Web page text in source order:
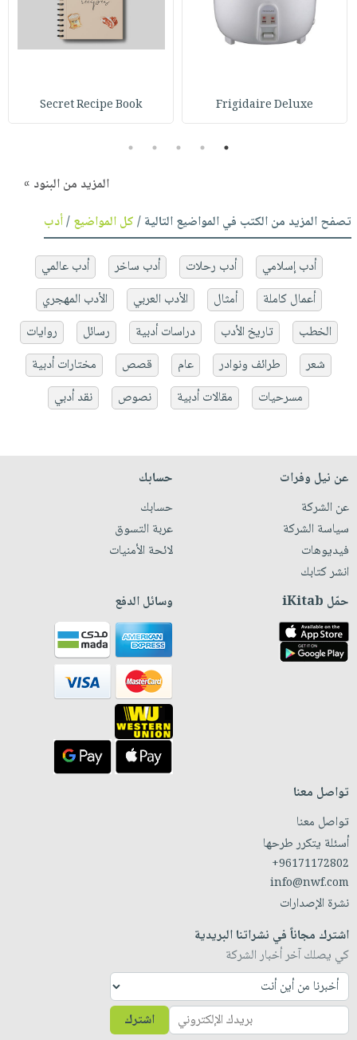
Frigidaire Deluxe
Secret Recipe Book
1
2
3
4
5
المزيد من البنود »
تصفح المزيد من الكتب في المواضيع التالية /كل المواضيع/أدب
أدب إسلامي أدب رحلات أدب ساخر
أدب عالمي
أعمال كاملة
أمثال الأدب العربي
الأدب المهجري
الخطب
تاريخ الأدب دراسات أدبية رسائل
روايات
شعر
طرائف ونوادر عام قصص
مختارات أدبية
مسرحيات
مقالات أدبية نصوص نقد أدبي
عن نيل وفرات
عن الشركة
سياسة الشركة
فيديوهات
انشر كتابك
حسابك
حسابك
عربة التسوق
لائحة الأمنيات
حمّل iKitab وسائل الدفع
تواصل معنا
تواصل معنا
أسئلة يتكرر طرحها
+96171172802
info@nwf.com
نشرة الإصدارات
اشترك مجاناً في نشراتنا البريدية
كي يصلك آخر أخبار الشركة
اشترك